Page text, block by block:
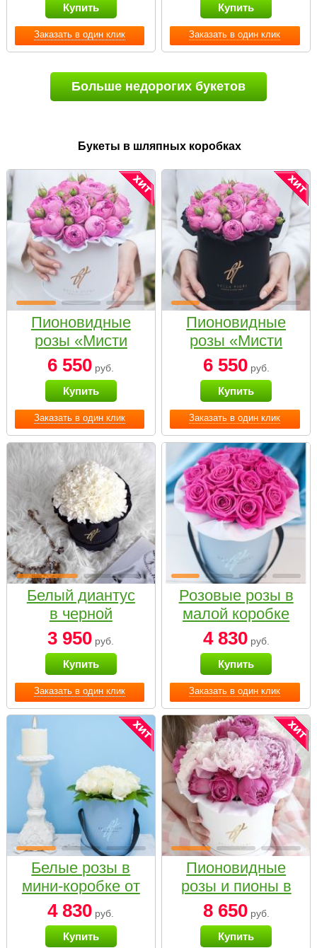
Заказать в один клик
Купить
Заказать в один клик
Купить
Больше недорогих букетов
Букеты в шляпных коробках
Заказать в один клик
Пионовидные
розы «Мисти
бабблс» в белой
коробке Small
6 550 руб.
Купить
Заказать в один клик
Пионовидные
розы «Мисти
бабблс» в
черной коробке
Small
6 550руб.
Купить
Заказать в один клик
Белый диантус
в черной
коробке Small
3 950 руб.
Купить
Заказать в один клик
Розовые розы в
малой коробке
4 830руб.
Купить
Белые розы в
мини-коробке от
Bella Fiori
4 830 руб.
Купить
Пионовидные
розы и пионы в
белой коробке
Small
8 650руб.
Купить